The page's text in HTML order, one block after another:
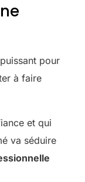
pour
à faire
et qui
va séduire